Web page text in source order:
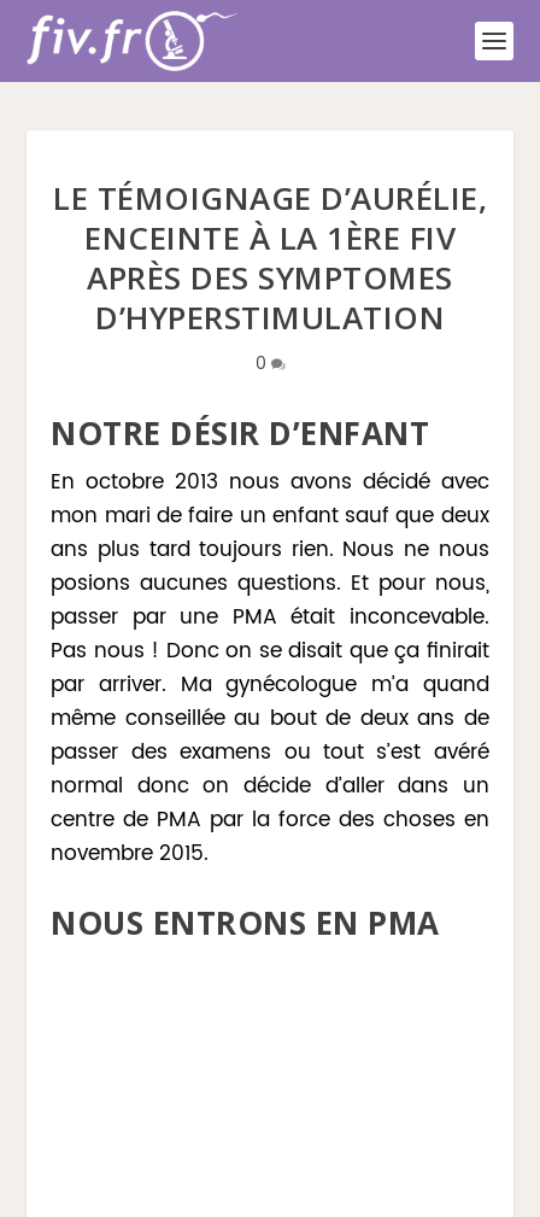
LE TÉMOIGNAGE D’AURÉLIE,
ENCEINTE À LA 1ÈRE FIV
APRÈS DES SYMPTOMES
D’HYPERSTIMULATION
0
NOTRE DÉSIR D’ENFANT
En octobre 2013 nous avons décidé avec
mon mari de faire un enfant sauf que deux
ans plus tard toujours rien. Nous ne nous
posions aucunes questions. Et pour nous,
passer par une PMA était inconcevable.
Pas nous ! Donc on se disait que ça finirait
par arriver. Ma gynécologue m’a quand
même conseillée au bout de deux ans de
passer des examens ou tout s’est avéré
normal donc on décide d’aller dans un
centre de PMA par la force des choses en
novembre 2015.
NOUS ENTRONS EN PMA